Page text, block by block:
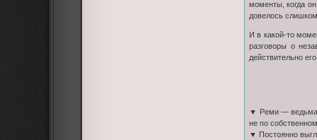
моменты, когда
довелось
И в какой-то
разговоры о
действительно
▼ Реми — ведьмак
не по
▼ Постоянно